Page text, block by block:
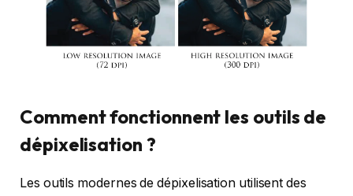
Comment fonctionnent les outils de
dépixelisation ?
Les outils modernes de dépixelisation utilisent des